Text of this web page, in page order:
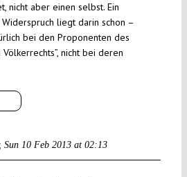
nicht aber einen selbst. Ein
liegt darin schon –
bei den Proponenten des
Völkerrechts”, nicht bei deren
Sun 10 Feb 2013 at 02:13